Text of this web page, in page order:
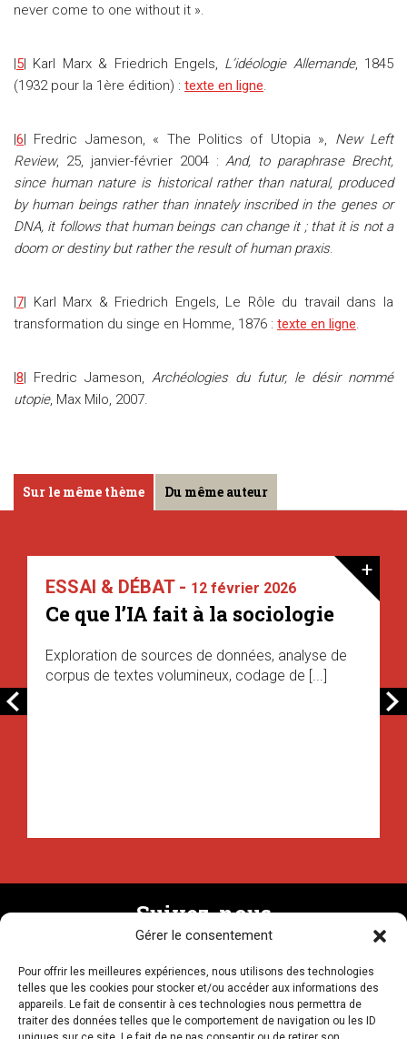
Gérer le consentement
Pour offrir les meilleures expériences, nous utilisons des technologies
telles que les cookies pour stocker et/ou accéder aux informations des
appareils. Le fait de consentir à ces technologies nous permettra de
traiter des données telles que le comportement de navigation ou les ID
never come to one without it ».
|5| Karl Marx & Friedrich Engels, L’idéologie Allemande, 1845
(1932 pour la 1ère édition) : texte en ligne.
|6| Fredric Jameson, « The Politics of Utopia », New Left
Review, 25, janvier-février 2004 :And, to paraphrase Brecht,
since human nature is historical rather than natural, produced
by human beings rather than innately inscribed in the genes or
DNA, it follows that human beings can change it ; that it is not a
doom or destiny but rather the result of human praxis.
|7| Karl Marx & Friedrich Engels, Le Rôle du travail dans la
transformation du singe en Homme, 1876 : texte en ligne.
|8| Fredric Jameson, Archéologies du futur, le désir nommé
utopie, Max Milo, 2007.
Sur le même thème Du même auteur
ESSAI & DÉBAT - 12 février 2026
Ce que l’IA fait à la sociologie
Exploration de sources de données, analyse de
corpus de textes volumineux, codage de [...]
+
Suivez-nous
Recevez la newsletter